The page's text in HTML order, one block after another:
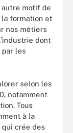
autre motif de
formation et
nos métiers
dont
par les
selon les
notamment
Tous
à la
crée des